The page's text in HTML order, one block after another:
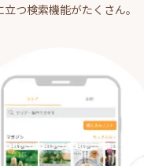
立つ検索機能がたくさん。